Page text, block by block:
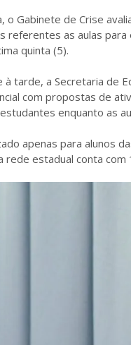
o Gabinete de Crise
referentes as aulas
quinta (5).
tarde, a Secretaria de
com propostas de
enquanto as
apenas para alunos
rede estadual conta